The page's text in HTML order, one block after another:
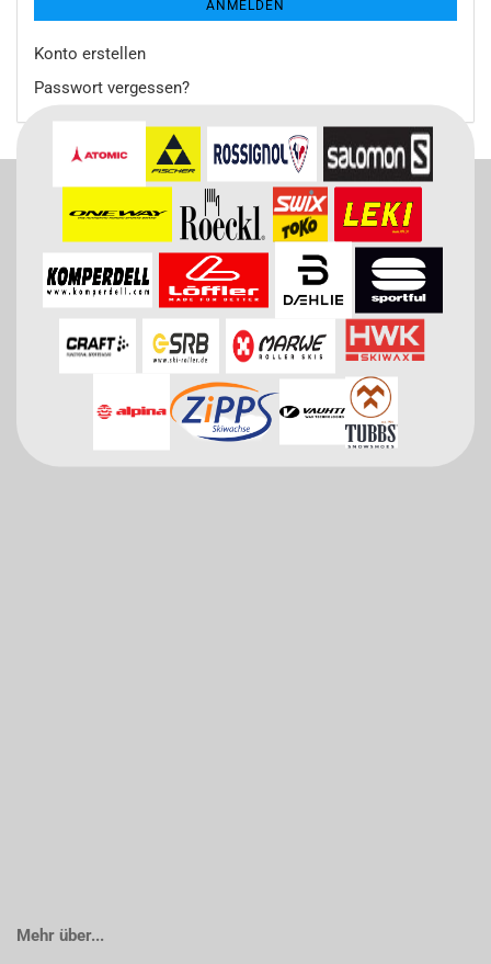
ANMELDEN
Konto erstellen
Passwort vergessen?
Mehr über...